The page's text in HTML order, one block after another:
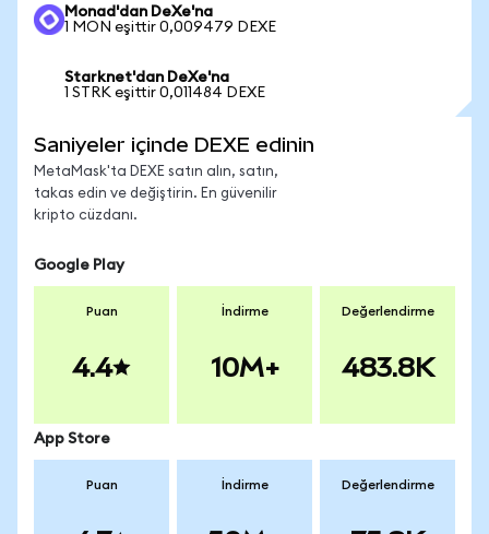
Monad'dan DeXe'na
1 MON eşittir 0,009479 DEXE
Starknet'dan DeXe'na
1 STRK eşittir 0,011484 DEXE
Saniyeler içinde DEXE edinin
MetaMask'ta DEXE satın alın, satın,
takas edin ve değiştirin. En güvenilir
kripto cüzdanı.
Google Play
Puan
4.4
İndirme
10M+
Değerlendirme
483.8K
App Store
Puan İndirme Değerlendirme